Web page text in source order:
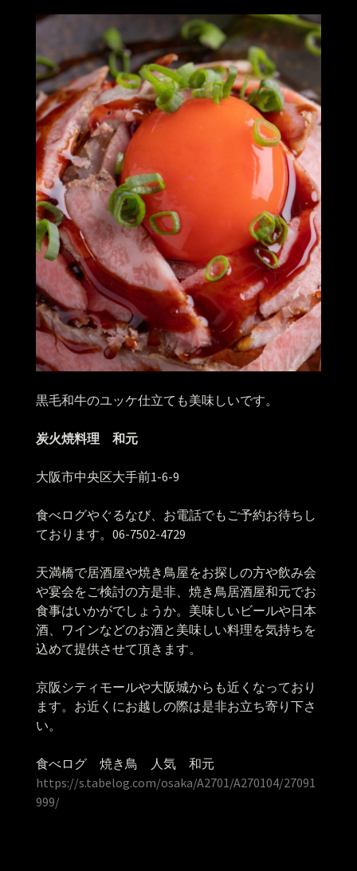
黒毛和牛のユッケ仕立ても美味しいです。
炭火焼料理 和元
大阪市中央区大手前1-6-9
食べログやぐるなび、お電話でもご予約お待ちし
ております。06-7502-4729
天満橋で居酒屋や焼き鳥屋をお探しの方や飲み会
や宴会をご検討の方是非、焼き鳥居酒屋和元でお
食事はいかがでしょうか。美味しいビールや日本
酒、ワインなどのお酒と美味しい料理を気持ちを
込めて提供させて頂きます。
京阪シティモールや大阪城からも近くなっており
ます。お近くにお越しの際は是非お立ち寄り下さ
い。
食べログ 焼き鳥 人気 和元
https://s.tabelog.com/osaka/A2701/A270104/27091
999/